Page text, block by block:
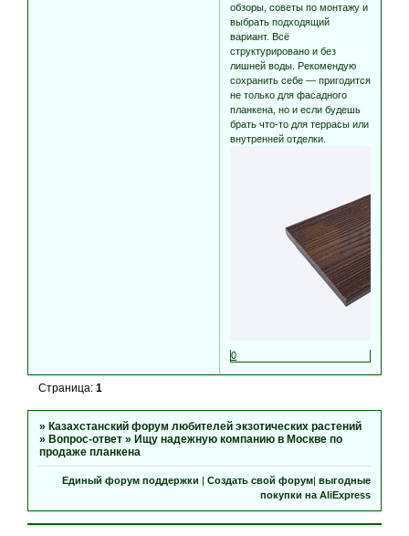
обзоры, советы по монтажу и
выбрать подходящий
вариант. Всё
структурировано и без
лишней воды. Рекомендую
сохранить себе — пригодится
не только для фасадного
планкена, но и если будешь
брать что-то для террасы или
внутренней отделки.
0
Страница:1
» Казахстанский форум любителей экзотических растений
» Вопрос-ответ » Ищу надежную компанию в Москве по
продаже планкена
Единый форум поддержки Создать свой форум выгодные
покупки на AliExpress